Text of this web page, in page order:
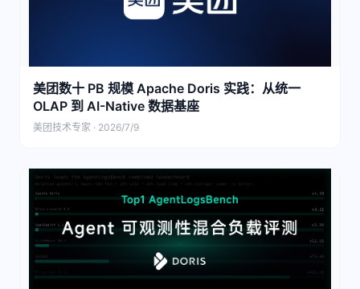
美团数十 PB 规模 Apache Doris 实践：从统一
OLAP 到 AI-Native 数据基座
美团技术专家 · 2026/7/9